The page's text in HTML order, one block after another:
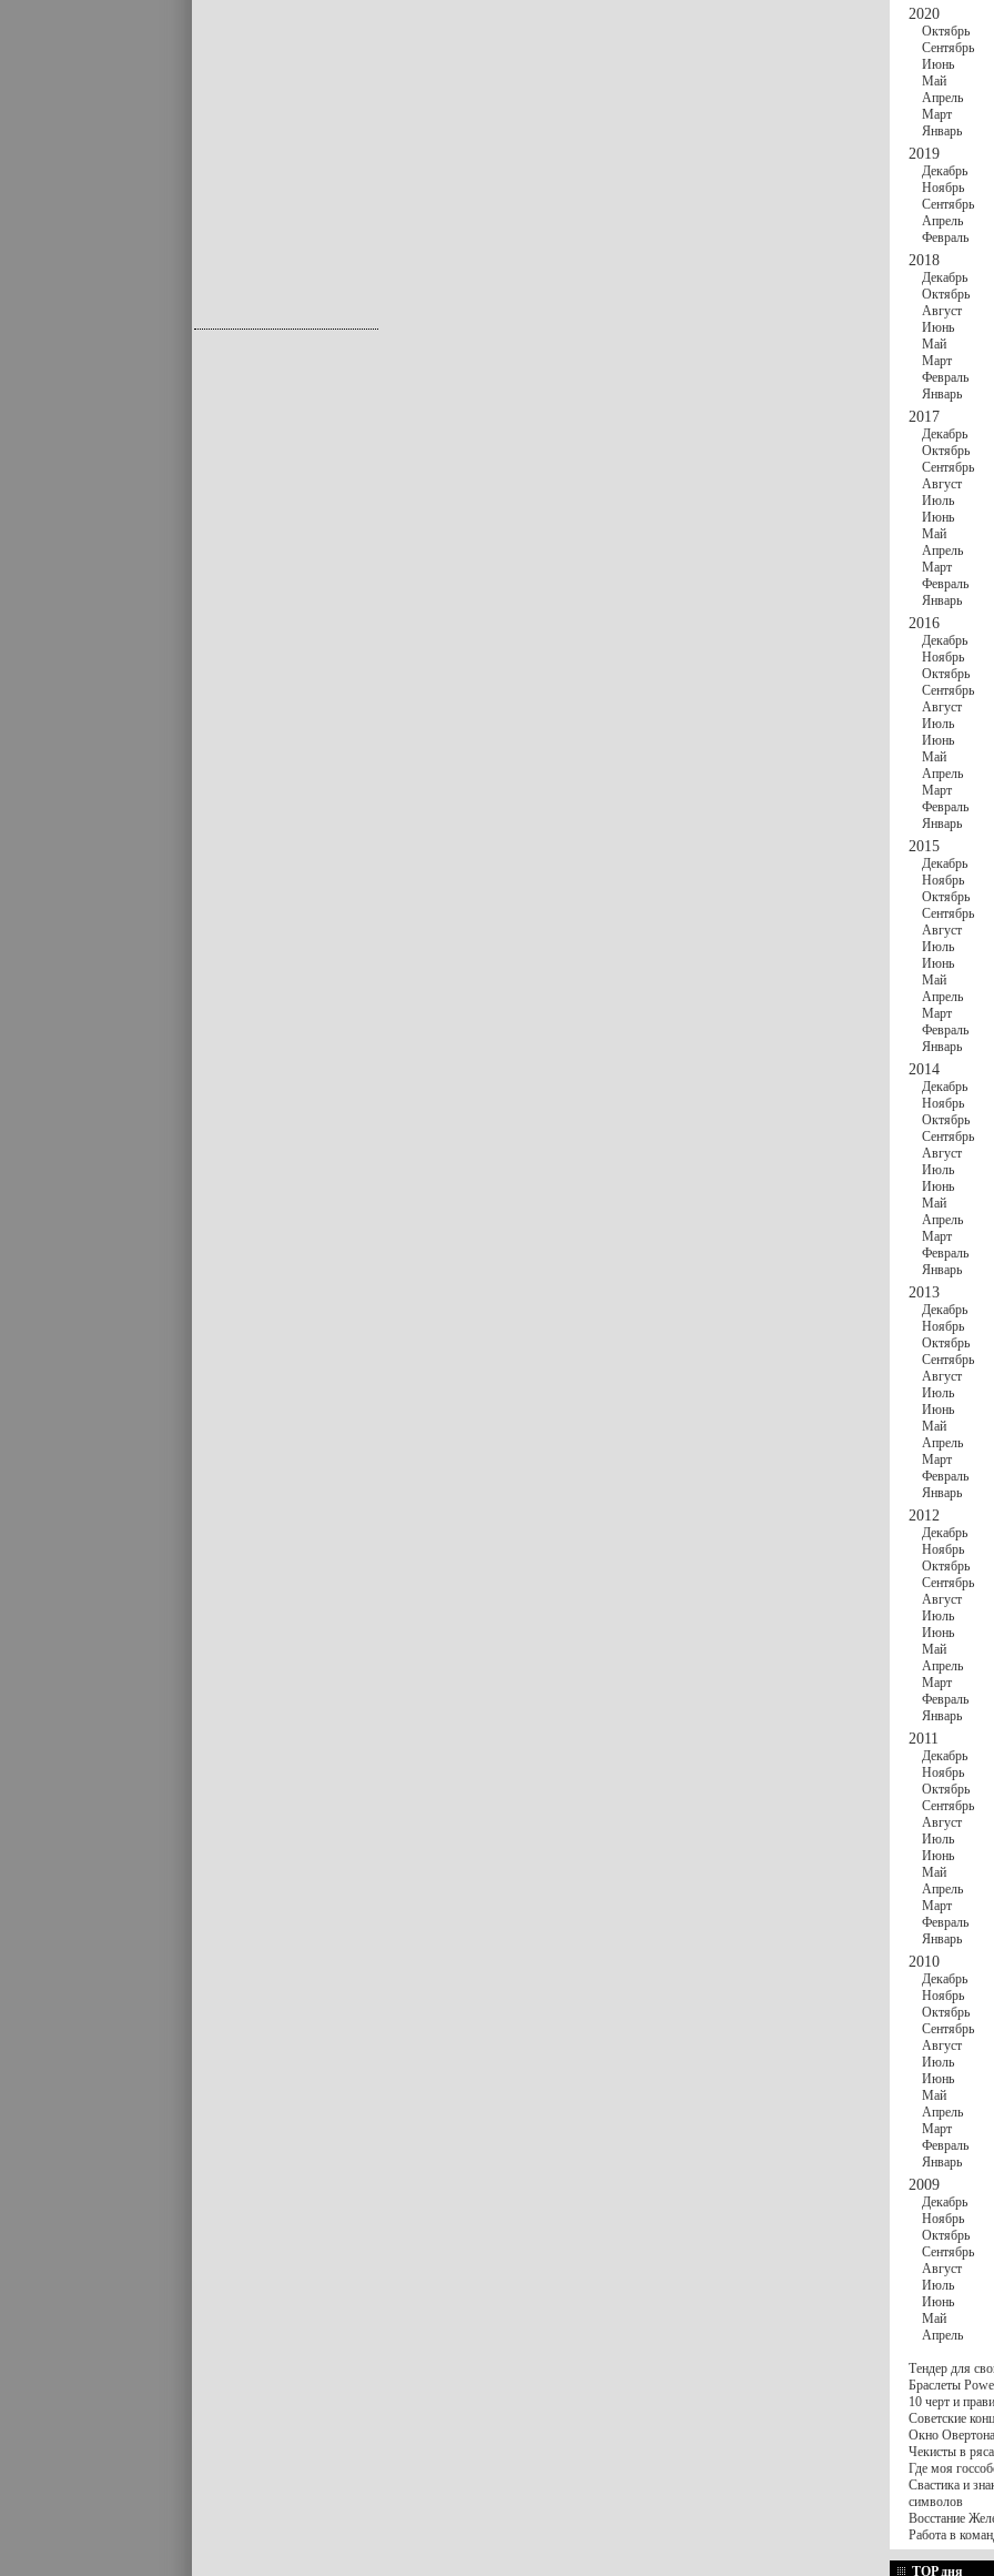
2020
Октябрь
Сентябрь
Июнь
Май
Апрель
Март
Январь
2019
Декабрь
Ноябрь
Сентябрь
Апрель
Февраль
2018
Декабрь
Октябрь
Август
Июнь
Май
Март
Февраль
Январь
2017
Декабрь
Октябрь
Сентябрь
Август
Июль
Июнь
Май
Апрель
Март
Февраль
Январь
2016
Декабрь
Ноябрь
Октябрь
Сентябрь
Август
Июль
Июнь
Май
Апрель
Март
Февраль
Январь
2015
Декабрь
Ноябрь
Октябрь
Сентябрь
Август
Июль
Июнь
Май
Апрель
Март
Февраль
Январь
2014
Декабрь
Ноябрь
Октябрь
Сентябрь
Август
Июль
Июнь
Май
Апрель
Март
Февраль
Январь
2013
Декабрь
Ноябрь
Октябрь
Сентябрь
Август
Июль
Июнь
Май
Апрель
Март
Февраль
Январь
2012
Декабрь
Ноябрь
Октябрь
Сентябрь
Август
Июль
Июнь
Май
Апрель
Март
Февраль
Январь
2011
Декабрь
Ноябрь
Октябрь
Сентябрь
Август
Июль
Июнь
Май
Апрель
Март
Февраль
Январь
2010
Декабрь
Ноябрь
Октябрь
Сентябрь
Август
Июль
Июнь
Май
Апрель
Март
Февраль
Январь
2009
Декабрь
Ноябрь
Октябрь
Сентябрь
Август
Июль
Июнь
Май
Апрель
Тендер для
Браслеты
10 черт и
Советские
Окно
Чекисты в
Где моя
Свастика и
символов
Восстание
Работа в
TOP дня